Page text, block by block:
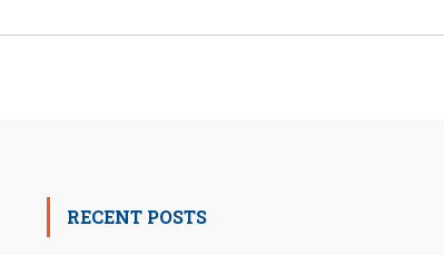
RECENT POSTS